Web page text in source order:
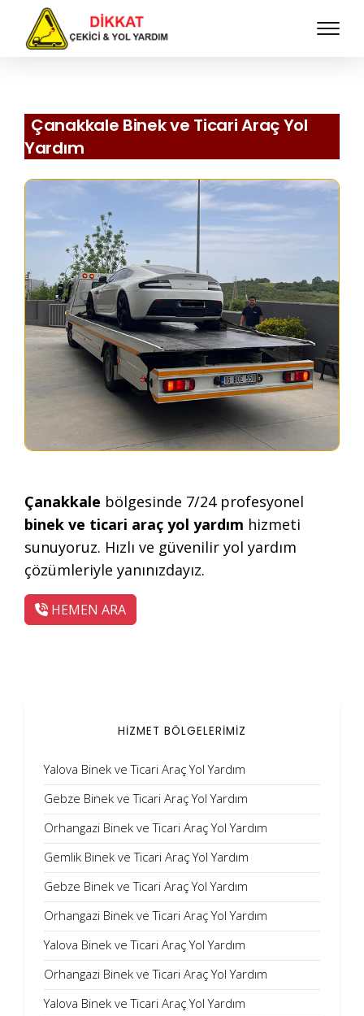
Çanakkale Binek ve Ticari Araç Yol
Yardım
Çanakkale bölgesinde 7/24 profesyonel
binek ve ticari araç yol yardım hizmeti
sunuyoruz. Hızlı ve güvenilir yol yardım
çözümleriyle yanınızdayız.
HEMEN ARA
HİZMET BÖLGELERİMİZ
Yalova Binek ve Ticari Araç Yol Yardım
Gebze Binek ve Ticari Araç Yol Yardım
Orhangazi Binek ve Ticari Araç Yol Yardım
Gemlik Binek ve Ticari Araç Yol Yardım
Gebze Binek ve Ticari Araç Yol Yardım
Orhangazi Binek ve Ticari Araç Yol Yardım
Yalova Binek ve Ticari Araç Yol Yardım
Orhangazi Binek ve Ticari Araç Yol Yardım
Yalova Binek ve Ticari Araç Yol Yardım